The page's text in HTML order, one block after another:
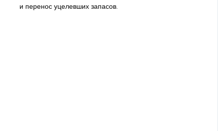
и перенос уцелевших запасов.